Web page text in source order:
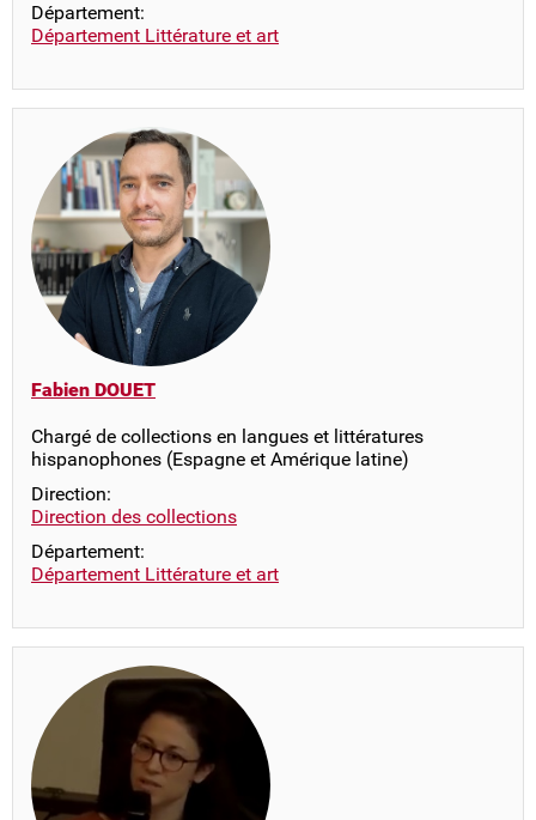
Département:
Département Littérature et art
Fabien DOUET
Chargé de collections en langues et littératures
hispanophones (Espagne et Amérique latine)
Direction:
Direction des collections
Département:
Département Littérature et art